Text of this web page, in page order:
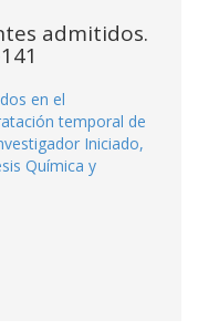
admitidos.
en el
temporal de
Iniciado,
Química y